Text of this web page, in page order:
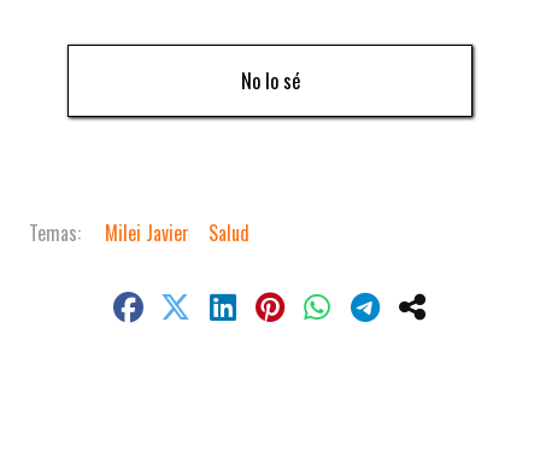
No lo sé
Milei Javier Salud